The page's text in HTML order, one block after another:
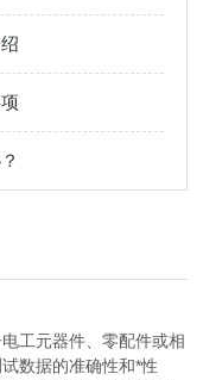
工元器件、零配件或相
数据的准确性和*性